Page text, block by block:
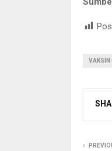
VAKSIN